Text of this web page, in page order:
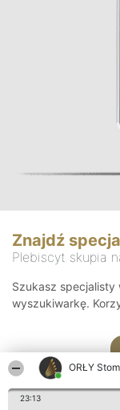
ORŁY
23:13
Znajdź
Plebiscyt skupia
Szukasz specjalisty
wyszukiwarkę.